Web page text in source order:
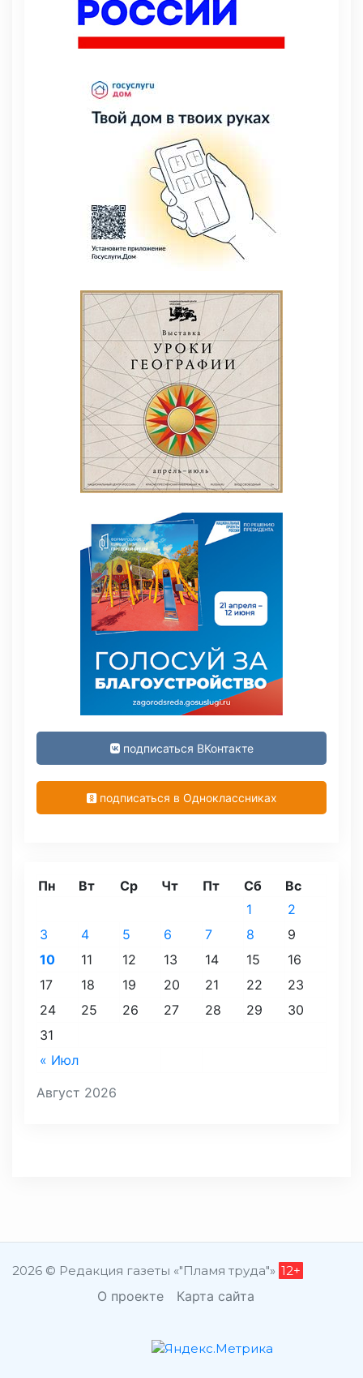
подписаться ВКонтакте
подписаться в Одноклассниках
Август 2026
Пн Вт Ср Чт Пт Сб Вс
« Июл
1
2
3
4 5 6 7 8
9
10
11 12 13 14 15
16
17
18 19 20 21 22
23
24
25 26 27 28 29
30
31
2026 © Редакция газеты «"Пламя труда"» 12+
О проекте Карта сайта